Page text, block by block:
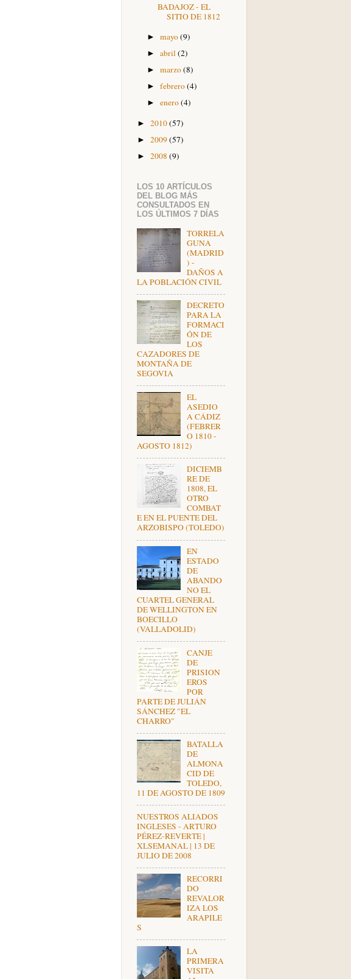
BADAJOZ - EL
SITIO DE 1812
►mayo(9)
►abril(2)
►marzo(8)
►febrero(4)
►enero(4)
► 2010(57)
► 2009(57)
► 2008 (9)
LOS 10 ARTÍCULOS
DEL BLOG MÁS
CONSULTADOS EN
LOS ÚLTIMOS 7 DÍAS
TORRELA
GUNA
(MADRID
) -
DAÑOS A
LA POBLACIÓN CIVIL
DECRETO
PARA LA
FORMACI
ÓN DE
LOS
CAZADORES DE
MONTAÑA DE
SEGOVIA
EL
ASEDIO
A CÁDIZ
(FEBRER
O 1810 -
AGOSTO 1812)
DICIEMB
RE DE
1808, EL
OTRO
COMBAT
E EN EL PUENTE DEL
ARZOBISPO (TOLEDO)
EN
ESTADO
DE
ABANDO
NO EL
CUARTEL GENERAL
DE WELLINGTON EN
BOECILLO
(VALLADOLID)
CANJE
DE
PRISION
EROS
POR
PARTE DE JULIÁN
SÁNCHEZ "EL
CHARRO"
BATALLA
DE
ALMONA
CID DE
TOLEDO,
11 DE AGOSTO DE 1809
NUESTROS ALIADOS
INGLESES - ARTURO
PÉREZ-REVERTE |
XLSEMANAL | 13 DE
JULIO DE 2008
RECORRI
DO
REVALOR
IZA LOS
ARAPILE
S
LA
PRIMERA
VISITA